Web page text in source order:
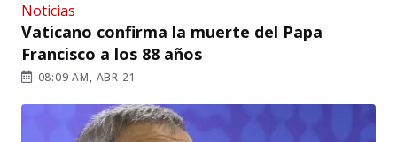
Noticias
Vaticano confirma la muerte del Papa
Francisco a los 88 años
08:09 AM, ABR 21